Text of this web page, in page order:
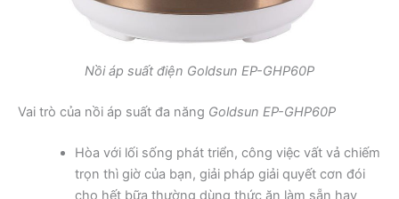
Nồi áp suất điện Goldsun EP-GHP60P
Vai trò của nồi áp suất đa năng Goldsun EP-GHP60P
Hòa với lối sống phát triển, công việc vất vả chiếm
trọn thì giờ của bạn, giải pháp giải quyết cơn đói
cho hết bữa thường dùng thức ăn làm sẵn hay